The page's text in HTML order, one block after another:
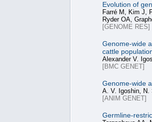
Evolution of
Farré M, Kim J,
Ryder OA,
[GENOME RES]
Genome-wide
cattle
Alexander V.
[BMC GENET]
Genome‐wide
A. V. Igoshin, N.
[ANIM GENET]
Germline-